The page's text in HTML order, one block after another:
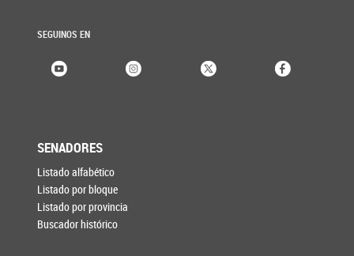
SEGUINOS EN
SENADORES
Listado alfabético
Listado por bloque
Listado por provincia
Buscador histórico